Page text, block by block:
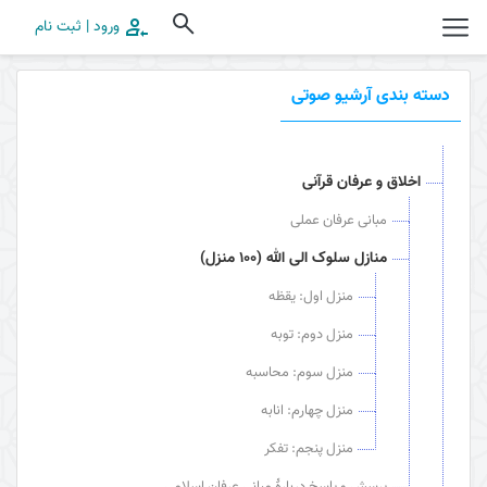
ورود | ثبت نام
دسته بندی آرشیو صوتی
اخلاق و عرفان قرآنی
مبانی عرفان عملی
منازل سلوک الی الله (100 منزل)
منزل اول: یقظه
منزل دوم: توبه
منزل سوم: محاسبه
منزل چهارم: انابه
منزل پنجم: تفکر